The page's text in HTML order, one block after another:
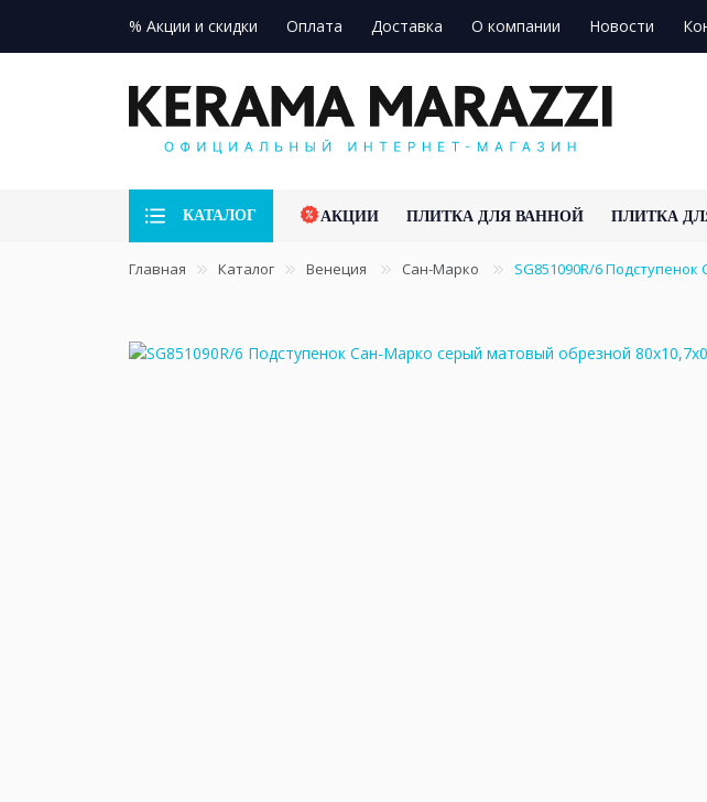
% Акции и скидки Оплата Доставка О компании Новости
КАТАЛОГ АКЦИИ ПЛИТКА ДЛЯ ВАННОЙ ПЛИТКА
Главная Каталог Венеция Сан-Марко SG851090R/6